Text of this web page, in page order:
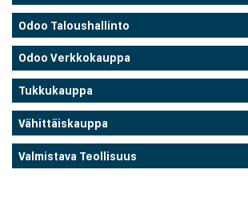
Odoo Taloushallinto
Odoo Verkkokauppa
Tukkukauppa
Vähittäiskauppa
Valmistava Teollisuus